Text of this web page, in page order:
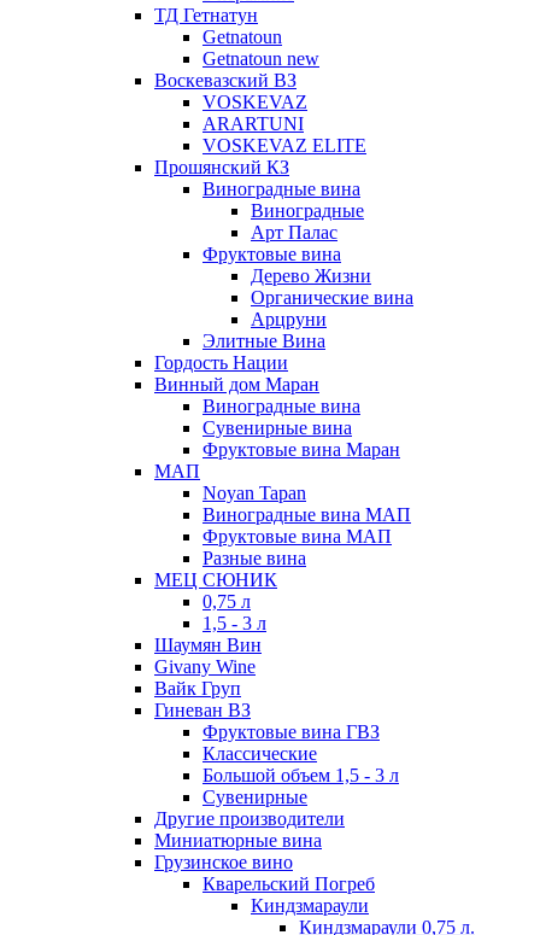
ТД Гетнатун
Getnatoun
Getnatoun new
Воскевазский ВЗ
VOSKEVAZ
ARARTUNI
VOSKEVAZ ELITE
Прошянский КЗ
Виноградные вина
Виноградные
Арт Палас
Фруктовые вина
Дерево Жизни
Органические вина
Арцруни
Элитные Вина
Гордость Нации
Винный дом Маран
Виноградные вина
Сувенирные вина
Фруктовые вина Маран
МАП
Noyan Tapan
Виноградные вина МАП
Фруктовые вина МАП
Разные вина
МЕЦ СЮНИК
0,75 л
1,5 - 3 л
Шаумян Вин
Givany Wine
Вайк Груп
Гиневан ВЗ
Фруктовые вина ГВЗ
Классические
Большой объем 1,5 - 3 л
Сувенирные
Другие производители
Миниатюрные вина
Грузинское вино
Кварельский Погреб
Киндзмараули
Киндзмараули 0,75 л.